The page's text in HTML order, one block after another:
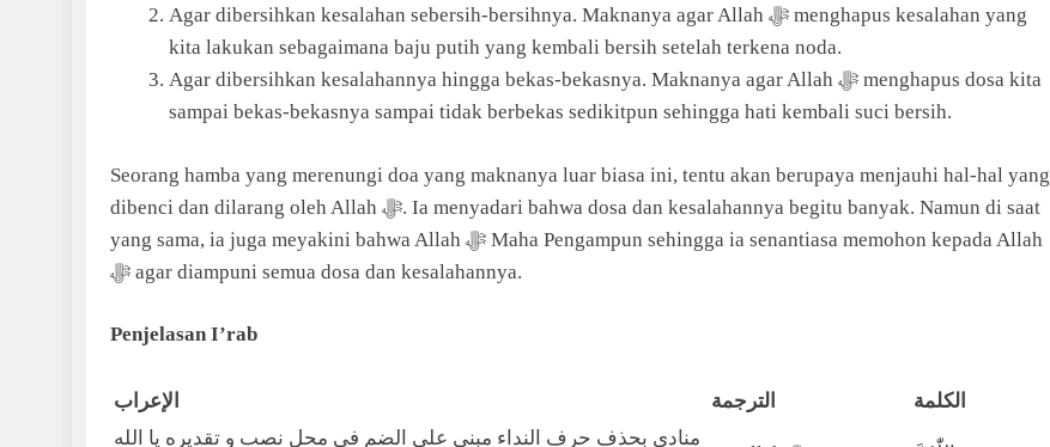
Agar dibersihkan kesalahan sebersih-bersihnya. Maknanya agar Allah ﷻ menghapus kesalahan yang
kita lakukan sebagaimana baju putih yang kembali bersih setelah terkena noda.
Agar dibersihkan kesalahannya hingga bekas-bekasnya. Maknanya agar Allah ﷻ menghapus dosa kita
sampai bekas-bekasnya sampai tidak berbekas sedikitpun sehingga hati kembali suci bersih.
Seorang hamba yang merenungi doa yang maknanya luar biasa ini, tentu akan berupaya menjauhi hal-hal yang
dibenci dan dilarang oleh Allah ﷻ. Ia menyadari bahwa dosa dan kesalahannya begitu banyak. Namun di saat
yang sama, ia juga meyakini bahwa Allah ﷻ Maha Pengampun sehingga ia senantiasa memohon kepada Allah
ﷻ agar diampuni semua dosa dan kesalahannya.
Penjelasan I’rab
الإعراب الترجمة
الكلمة
منادى بحذف حرف النداء مبني على الضم في محل نصب و تقديره يا الله